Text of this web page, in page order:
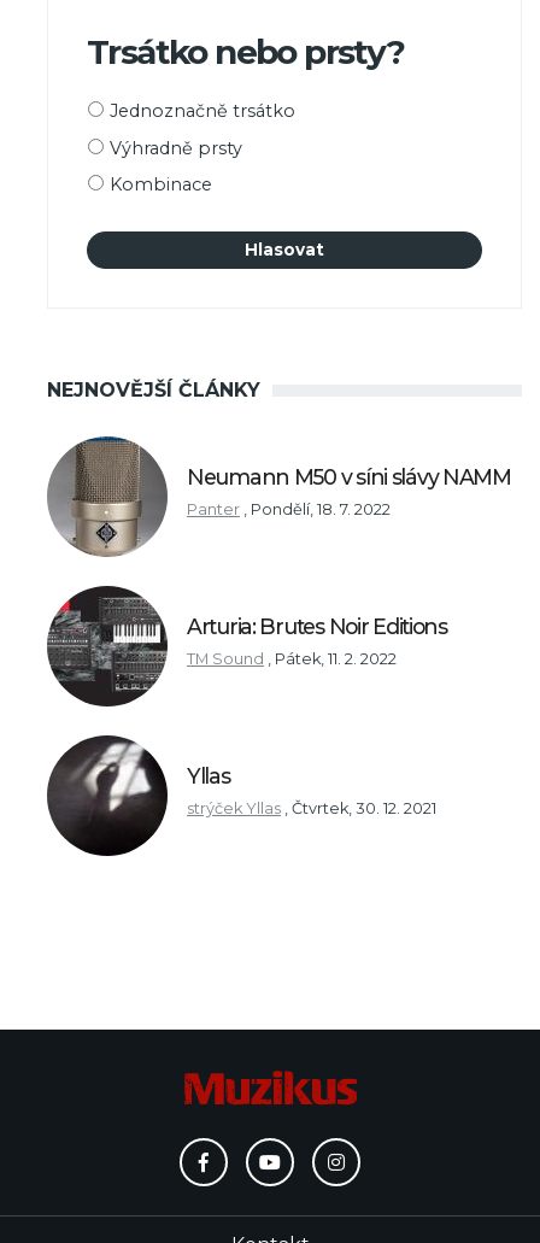
Trsátko nebo prsty?
Možnosti
Jednoznačně trsátko
Výhradně prsty
Kombinace
NEJNOVĚJŠÍ ČLÁNKY
Neumann M50 v síni slávy NAMM
Panter , Pondělí, 18. 7. 2022
Arturia: Brutes Noir Editions
TM Sound , Pátek, 11. 2. 2022
Yllas
strýček Yllas , Čtvrtek, 30. 12. 2021